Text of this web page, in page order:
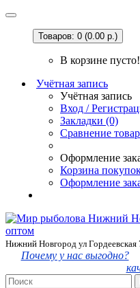
Товаров: 0 (0.00 р.)
В корзине пусто!
Учётная запись
Учётная запись
Вход /
Закладки (0)
Сравнение
Оформление
Корзина
Оформление
Нижний Новгород ул
Почему у нас выгодно?